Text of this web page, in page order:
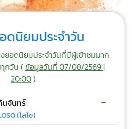
ดนิยมประจำวัน
อดนิยมประจำวันที่มีผู้เข้าชมมาก
กวัน (ข้อมูลวันที่ 07/08/2569 |
20:00)
นจันทร์
(โลโซ)
-